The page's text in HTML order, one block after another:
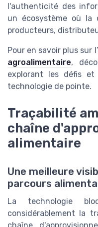
l'authenticité des
un écosystème où la
producteurs,
Pour en savoir plus sur
agroalimentaire,
explorant les défis
technologie de pointe.
Traçabilité
chaîne
alimentaire
Une meilleure
parcours
La technologie
considérablement la
chaîne